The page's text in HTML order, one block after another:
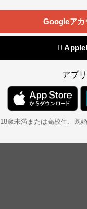
Googleアカ

アプ
18歳未満または高校生、既